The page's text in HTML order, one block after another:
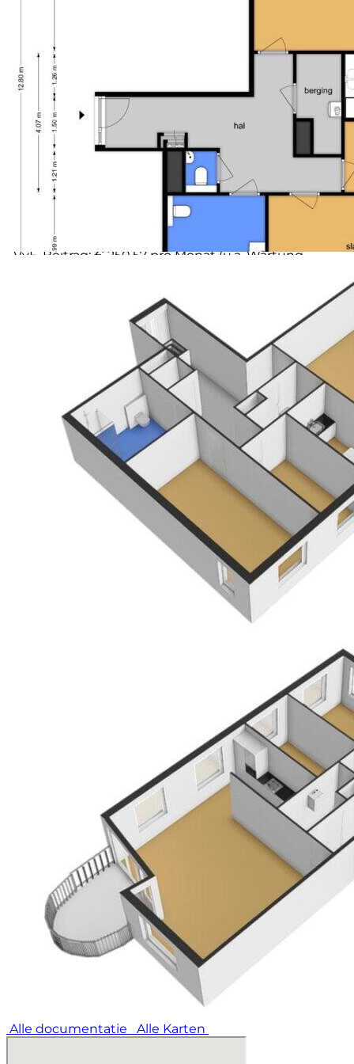
vollständiges Angebot an Geschäften für den
täglichen Einkauf. Auch das Zentrum von Zutphen,
mit seinen gemütlichen Geschäften, Restaurants und
kulturellen Einrichtungen, ist gut erreichbar. Die
Umgebung ist angenehm und übersichtlich, mit
guten Verbindungen und ausreichend Parkplätzen.
Besonderheiten
• Wohnfläche: ca. 93,8 m²
• Energieausweis A
• Kürzlich vollständig gestrichen (September 2025)
von anerkanntem Malerbetrieb
• Wird ohne Bodenverkleidung geliefert - frei nach
eigenem Geschmack einrichtbar
• VvE-Beitrag: € 250,57 pro Monat (u.a. Wartung,
• Selbstabholung im Erdgeschoss
• Grosse Parkplatz vor der Tür
• Abgabe nach Absprache
Wohnen in einem gepflegten und hellen Apartment
an einer ruhigen Stelle in Zutphen, mit allen
Annehmlichkeiten in der Nähe? Kontaktieren Sie uns
gerne für eine Besichtigung, wir zeigen Ihnen das
Apartment gerne. Lesen Sie die vollständige
Beschreibung
Alle documentatie Alle Karten